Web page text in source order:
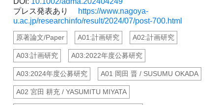
プレス発表あり
https://www.nagoya-
u.ac.jp/researchinfo/result/2024/07/post-700.html
原著論文/Paper A01:計画研究 A02:計画研究
A03:計画研究 A03:2022年度公募研究
A03:2024年度公募研究 A01 岡田 晋 / SUSUMU OKADA
A02 宮田 耕充 / YASUMITU MIYATA